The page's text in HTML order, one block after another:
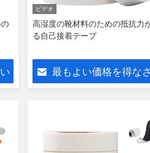
ビデオ
高湿度の靴材料のための抵抗力
る自己接着テープ
最もよい価格を得な